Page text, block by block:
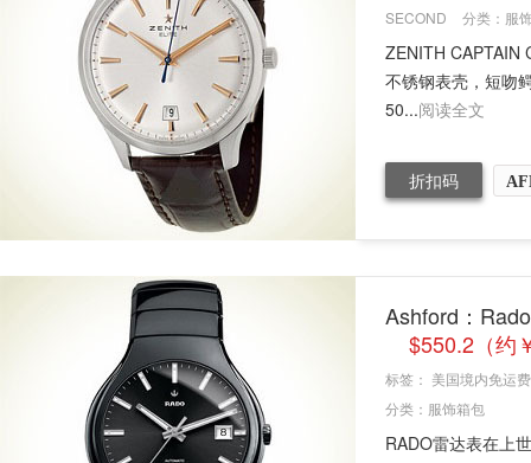
SECOND
分类： 服
ZENITH CAPTAIN
不锈钢表壳，短吻
50...阅读全文
折扣码
Ashford：
$550.2（约
标签： 美国境内免运费
分类： 服饰箱包
RADO雷达表在上